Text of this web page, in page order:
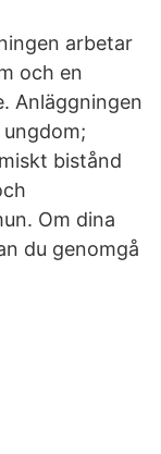
arbetar
och en
Anläggningen
bistånd
Om dina
du genomgå